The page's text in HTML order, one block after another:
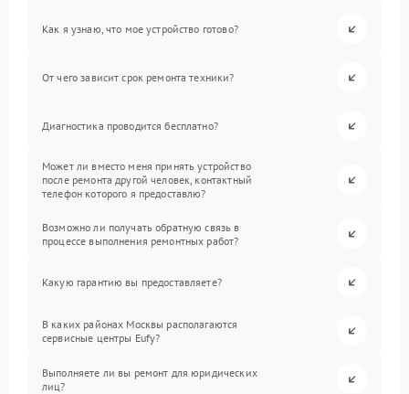
Как я узнаю, что мое устройство готово?
От чего зависит срок ремонта техники?
Диагностика проводится бесплатно?
Может ли вместо меня принять устройство
после ремонта другой человек, контактный
телефон которого я предоставлю?
Возможно ли получать обратную связь в
процессе выполнения ремонтных работ?
Какую гарантию вы предоставляете?
В каких районах Москвы располагаются
сервисные центры Eufy?
Выполняете ли вы ремонт для юридических
лиц?